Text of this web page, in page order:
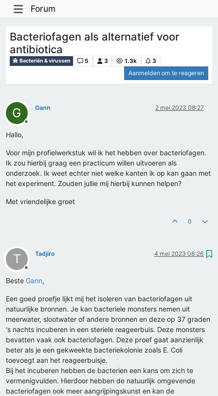
Forum
Bacteriofagen als alternatief voor
antibiotica
Bacteriën & virussen 5 3 1.3k
3
Aanmelden om te reageren
G
Offline
Gann 2 mei 2023 08:27
Hallo,
Voor mijn profielwerkstuk wil ik het hebben over bacteriofagen.
Ik zou hierbij graag een practicum willen uitvoeren als
onderzoek. Ik weet echter niet welke kanten ik op kan gaan met
het experiment. Zouden jullie mij hierbij kunnen helpen?
Met vriendelijke groet
0
T
Offline
Tadjiro 4 mei 2023 08:26
Beste Gann,
Een goed proefje lijkt mij het isoleren van bacteriofagen uit
natuurlijke bronnen. Je kan bacteriele monsters nemen uit
meerwater, slootwater of andere bronnen en deze op 37 graden
's nachts incuberen in een steriele reageerbuis. Deze monsters
bevatten vaak ook bacteriofagen. Deze proef gaat aanzienlijk
beter als je een gekweekte bacteriekolonie zoals E. Coli
toevoegt aan het reageerbuisje.
Bij het incuberen hebben de bacterien een kans om zich te
vermenigvulden. Hierdoor hebben de natuurlijk omgevende
bacteriofagen ook meer aangrijpingskunst en kan de